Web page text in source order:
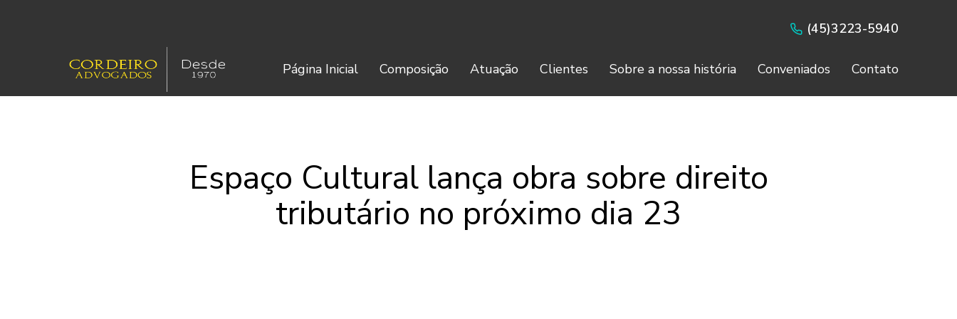
(45)3223-5940
Página Inicial Composição Atuação Clientes Sobre a nossa história Conveniados Contato
Espaço Cultural lança obra sobre direito
tributário no próximo dia 23